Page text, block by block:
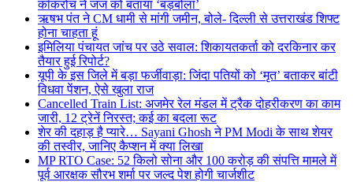
कॉकरोच ने जज को बताया ‘बड़बोला’
ऋषभ पंत ने CM धामी से मांगी जमीन, बोले- दिल्ली से उत्तराखंड शिफ्ट
होना चाहता हूं
इमिलिया पंचायत जांच पर उठे सवाल: शिकायतकर्ता को दरकिनार कर
तैयार हुई रिपोर्ट?
यूपी के इस जिले में बड़ा फर्जीवाड़ा: जिंदा पतियों को ‘मृत’ बताकर बांटी
विधवा पेंशन, ऐसे खुला राज
Cancelled Train List: अजमेर रेल मंडल में ट्रैक दोहरीकरण का काम
जारी, 12 ट्रेनें निरस्त; कई का बदला रूट
शेर की दहाड़ है प्यारे… Sayani Ghosh ने PM Modi के साथ शेयर
की तस्वीर, जानिए कैप्शन में क्या लिखा
MP RTO Case: 52 किलो सोना और 100 करोड़ की संपत्ति मामले में
पूर्व आरक्षक सौरभ शर्मा पर जल्द पेश होगी चार्जशीट